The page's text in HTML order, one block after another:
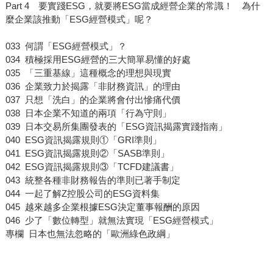
Part 4 要實踐ESG，就要將ESG當成經營企業的常識！ 為什
麼企業該推動「ESG經營模式」呢？
033 何謂「ESG經營模式」？
034 積極採用ESG經營的三大簡單易懂的好處
035 「三重基線」這種概念的理想與現實
036 企業致力於揭露「非財務資訊」的理由
037 只想「洗白」的企業將會付出慘痛代價
038 日本企業不知道的兩項「行為守則」
039 日本交易所集團發表的「ESG資訊揭露實踐指南」
040 ESG資訊揭露規則①「GRI準則」
041 ESG資訊揭露規則②「SASB準則」
042 ESG資訊揭露規則③「TCFD建議書」
043 統整各種非財務報告的準則已著手制定
044 一起了解Z控股公司的ESG資料集
045 越來越多企業根據ESG決定董事報酬的原因
046 少了「數位轉型」就無法實現「ESG經營模式」
專欄 日本也無法忽略的「歐洲綠色政綱」